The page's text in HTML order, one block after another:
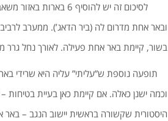
לסיכום זה יש להוסיף
בשור, קיימת באר אחת פעילה. לאורך נחל גרר
תופעה נוספת ש”עליתי” עליה היא שרידי
וכמה ישנן כאלה. אם קיימת כאן בעיית
היסטורית שקשורה בראשית יישוב הנגב – באר